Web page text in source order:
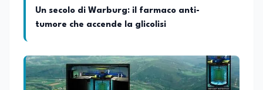
e territoriali della società. Nel corso della
sua carriera ha maturato una
significativa esperienza nella
testate della carta stampata. Questa
esperienza sul campo gli ha conferito
una padronanza trasversale dei linguaggi
Un secolo di Warburg: il farmaco anti-
tumore che accende la glicolisi